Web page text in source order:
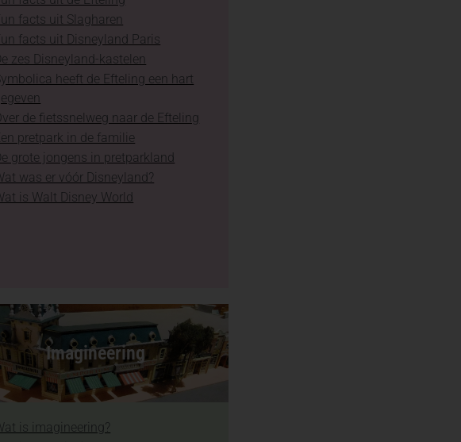
facts uit Slagharen
facts uit Disneyland Paris
zes Disneyland-kastelen
heeft de Efteling een hart
de fietssnelweg naar de Efteling
pretpark in de familie
grote jongens in pretparkland
was er vóór Disneyland?
is Walt Disney World
Imagineering
is imagineering?